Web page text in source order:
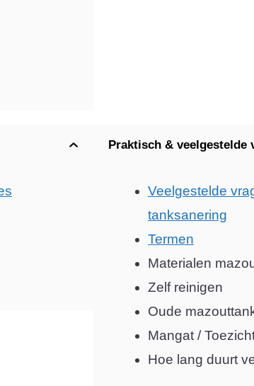
Praktisch & veelgestelde
Veelgestelde
tanksanering
Termen
Materialen
Zelf reinigen
Oude
Mangat /
Hoe lang duurt